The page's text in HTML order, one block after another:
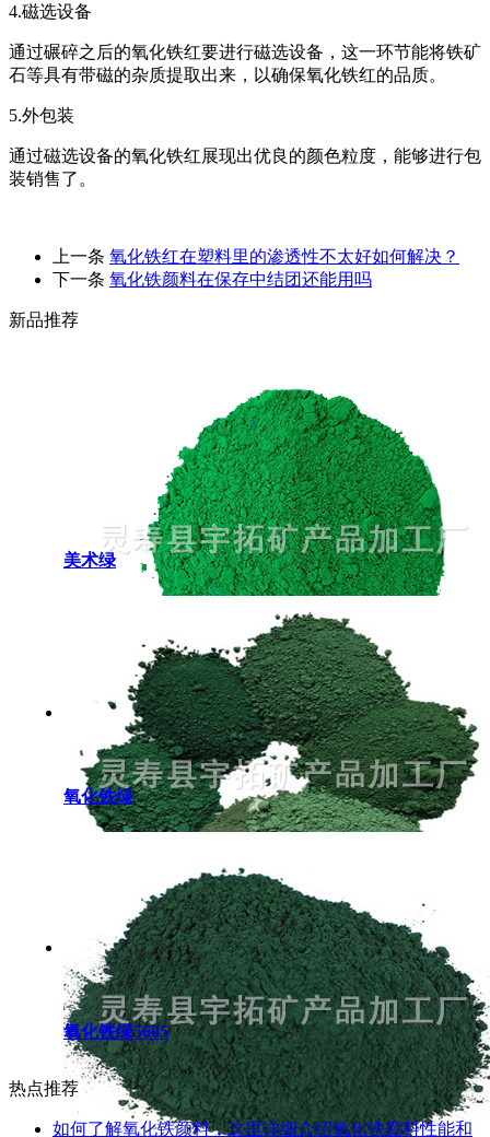
4.磁选设备
通过碾碎之后的氧化铁红要进行磁选设备，这一环节能将铁矿
石等具有带磁的杂质提取出来，以确保氧化铁红的品质。
5.外包装
通过磁选设备的氧化铁红展现出优良的颜色粒度，能够进行包
装销售了。
上一条 氧化铁红在塑料里的渗透性不太好如何解决？
下一条 氧化铁颜料在保存中结团还能用吗
新品推荐
美术绿
氧化铁绿
氧化铁绿5605
热点推荐
如何了解氧化铁颜料，这里详细介绍氧化铁颜料性能和